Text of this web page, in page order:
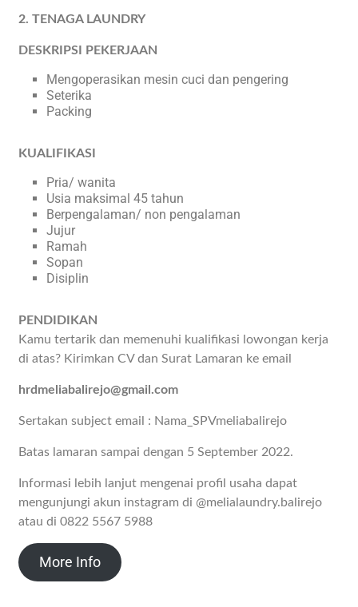
2. TENAGA LAUNDRY
DESKRIPSI PEKERJAAN
Mengoperasikan mesin cuci dan pengering
Seterika
Packing
KUALIFIKASI
Pria/ wanita
Usia maksimal 45 tahun
Berpengalaman/ non pengalaman
Jujur
Ramah
Sopan
Disiplin
PENDIDIKAN
Kamu tertarik dan memenuhi kualifikasi lowongan kerja
di atas? Kirimkan CV dan Surat Lamaran ke email
hrdmeliabalirejo@gmail.com
Sertakan subject email : Nama_SPVmeliabalirejo
Batas lamaran sampai dengan 5 September 2022.
Informasi lebih lanjut mengenai profil usaha dapat
mengunjungi akun instagram di @melialaundry.balirejo
atau di 0822 5567 5988
More Info